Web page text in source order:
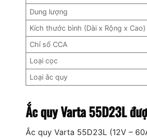
Dung lượng
Kích thước bình (Dài x Rộng x Cao)
Chỉ số CCA
Loại cọc
Loại ắc quy
Ắc quy Varta 55D23L
Ắc quy Varta 55D23L (12V –